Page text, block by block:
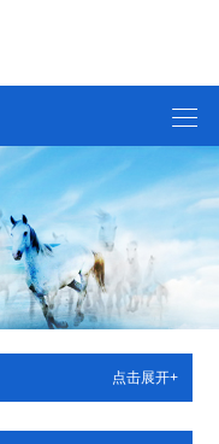
点击展开+